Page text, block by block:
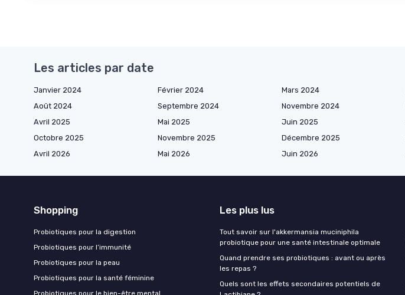
Les articles par date
Janvier 2024 Février 2024 Mars 2024
Août 2024
Septembre 2024 Novembre 2024
Avril 2025
Mai 2025 Juin 2025
Octobre 2025
Novembre 2025 Décembre 2025
Avril 2026
Mai 2026 Juin 2026
Shopping
Probiotiques pour la digestion
Probiotiques pour l’immunité
Probiotiques pour la peau
Probiotiques pour la santé féminine
Probiotiques pour le bien-être mental
Les plus lus
Tout savoir sur l'akkermansia muciniphila
probiotique pour une santé intestinale optimale
Quand prendre ses probiotiques : avant ou après
les repas ?
Quels sont les effets secondaires potentiels de